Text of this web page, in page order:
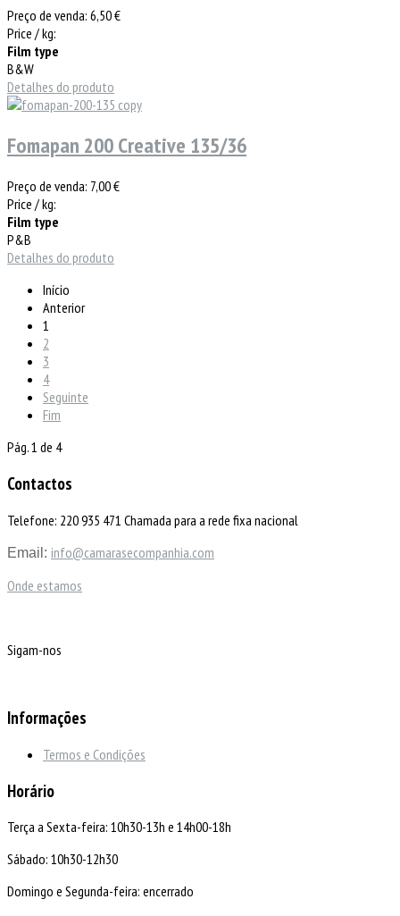
Preço de venda: 6,50 €
Price / kg:
Film type
B&W
Detalhes do produto
Fomapan 200 Creative 135/36
Preço de venda: 7,00 €
Price / kg:
Film type
P&B
Detalhes do produto
Início
Anterior
1
2
3
4
Seguinte
Fim
Pág. 1 de 4
Contactos
Telefone: 220 935 471 Chamada para a rede fixa nacional
Email: info@camarasecompanhia.com
Onde estamos
Sigam-nos
Informações
Termos e Condições
Horário
Terça a Sexta-feira: 10h30-13h e 14h00-18h
Sábado: 10h30-12h30
Domingo e Segunda-feira: encerrado